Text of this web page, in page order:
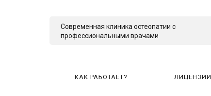
Современная клиника остеопатии с
профессиональными врачами
КАК РАБОТАЕТ? ЛИЦЕНЗИИ